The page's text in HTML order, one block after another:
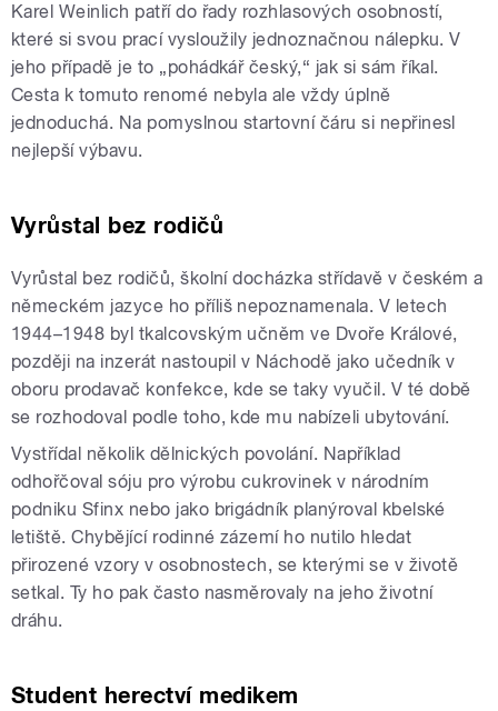
Karel Weinlich patří do řady rozhlasových osobností,
které si svou prací vysloužily jednoznačnou nálepku. V
jeho případě je to „pohádkář český,“ jak si sám říkal.
Cesta k tomuto renomé nebyla ale vždy úplně
jednoduchá. Na pomyslnou startovní čáru si nepřinesl
nejlepší výbavu.
Vyrůstal bez rodičů
Vyrůstal bez rodičů, školní docházka střídavě v českém a
německém jazyce ho příliš nepoznamenala. V letech
1944–1948 byl tkalcovským učněm ve Dvoře Králové,
později na inzerát nastoupil v Náchodě jako učedník v
oboru prodavač konfekce, kde se taky vyučil. V té době
se rozhodoval podle toho, kde mu nabízeli ubytování.
Vystřídal několik dělnických povolání. Například
odhořčoval sóju pro výrobu cukrovinek v národním
podniku Sfinx nebo jako brigádník planýroval kbelské
letiště. Chybějící rodinné zázemí ho nutilo hledat
přirozené vzory v osobnostech, se kterými se v životě
setkal. Ty ho pak často nasměrovaly na jeho životní
dráhu.
Student herectví medikem